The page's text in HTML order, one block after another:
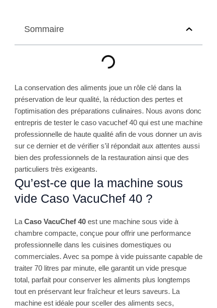
Sommaire
La conservation des aliments joue un rôle clé dans la
préservation de leur qualité, la réduction des pertes et
l’optimisation des préparations culinaires. Nous avons donc
entrepris de tester le caso vacuchef 40 qui est une machine
professionnelle de haute qualité afin de vous donner un avis
sur ce dernier et de vérifier s’il répondait aux attentes aussi
bien des professionnels de la restauration ainsi que des
particuliers très exigeants.
Qu’est-ce que la machine sous
vide Caso VacuChef 40 ?
LaCaso VacuChef 40 est une machine sous vide à
chambre compacte, conçue pour offrir une performance
professionnelle dans les cuisines domestiques ou
commerciales. Avec sa pompe à vide puissante capable de
traiter 70 litres par minute, elle garantit un vide presque
total, parfait pour conserver les aliments plus longtemps
tout en préservant leur fraîcheur et leurs saveurs. La
machine est idéale pour sceller des aliments secs,